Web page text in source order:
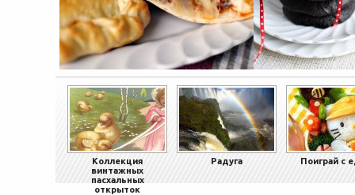
Коллекция
винтажных
пасхальных
открыток
Радуга Поиграй с